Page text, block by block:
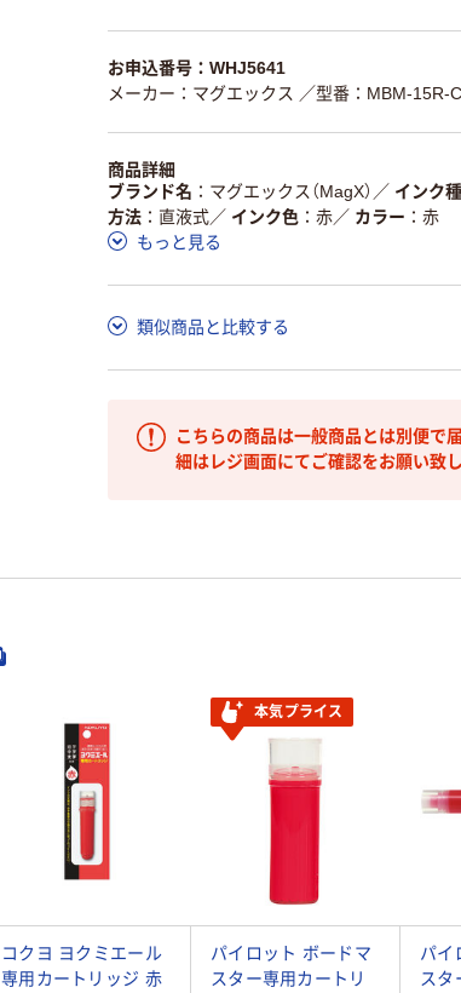
お申込番号：WHJ5641
メーカー：マグエックス ／型番：MBM-15R-C
商品詳細
ブランド名
マグエックス（MagX） ／ インク
方法
直液式／ インク色 赤／ カラー
赤
もっと見る
類似商品と比較する
こちらの商品は一般商品とは別便で
細はレジ画面にてご確認をお願い致し
本気プライス
コクヨ ヨクミエール
専用カートリッジ 赤
パイロット ボードマ
スター専用カートリ
パイ
スタ